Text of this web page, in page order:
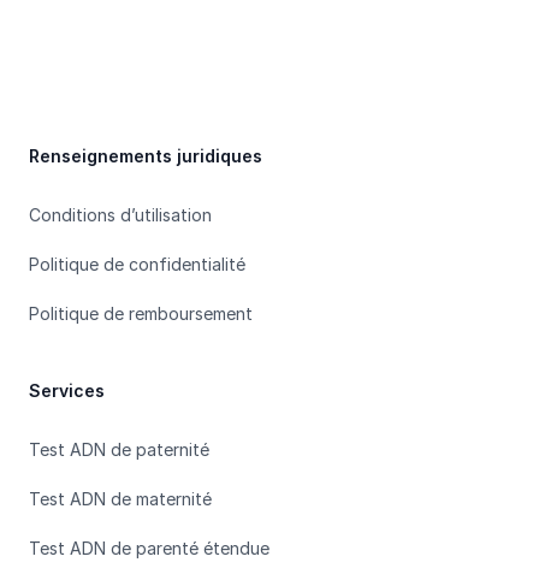
Renseignements juridiques
Conditions d’utilisation
Politique de confidentialité
Politique de remboursement
Services
Test ADN de paternité
Test ADN de maternité
Test ADN de parenté étendue